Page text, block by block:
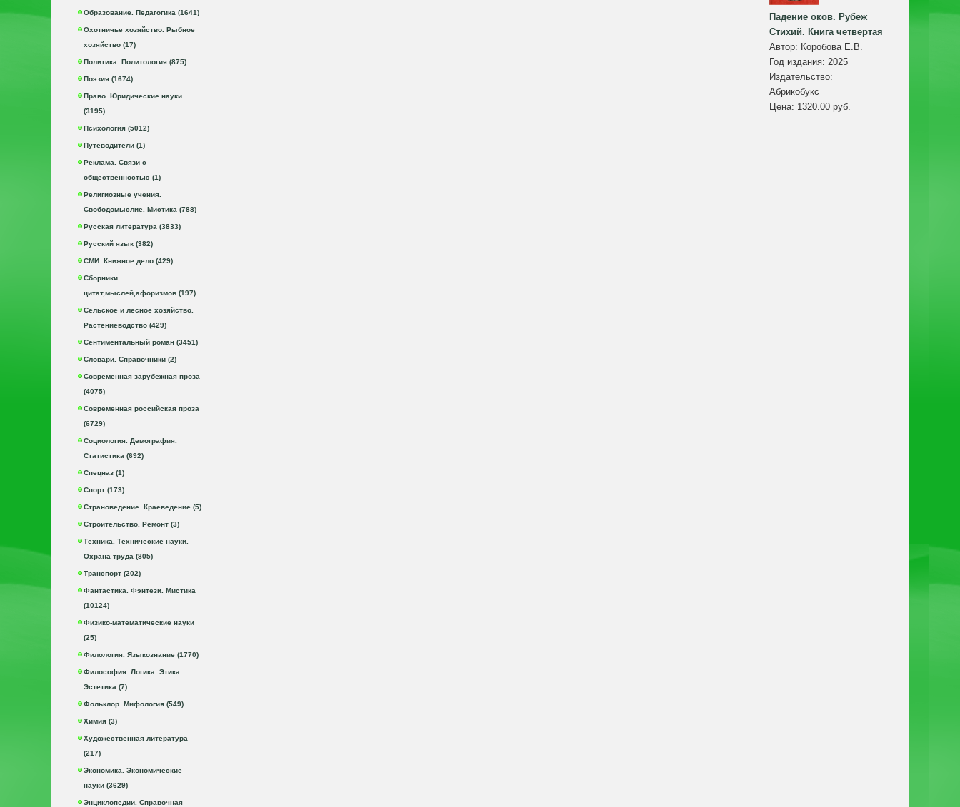
Образование. Педагогика (1641)
Охотничье хозяйство. Рыбное
хозяйство (17)
Политика. Политология (875)
Поэзия (1674)
Право. Юридические науки
(3195)
Психология (5012)
Путеводители (1)
Реклама. Связи с
общественностью (1)
Религиозные учения.
Свободомыслие. Мистика (788)
Русская литература (3833)
Русский язык (382)
СМИ. Книжное дело (429)
Сборники
цитат,мыслей,афоризмов (197)
Сельское и лесное хозяйство.
Растениеводство (429)
Сентиментальный роман (3451)
Словари. Справочники (2)
Современная зарубежная проза
(4075)
Современная российская проза
(6729)
Социология. Демография.
Статистика (692)
Спецназ (1)
Спорт (173)
Страноведение. Краеведение (5)
Строительство. Ремонт (3)
Техника. Технические науки.
Охрана труда (805)
Транспорт (202)
Фантастика. Фэнтези. Мистика
(10124)
Физико-математические науки
(25)
Филология. Языкознание (1770)
Философия. Логика. Этика.
Эстетика (7)
Фольклор. Мифология (549)
Химия (3)
Художественная литература
(217)
Экономика. Экономические
науки (3629)
Энциклопедии. Справочная
Падение оков. Рубеж
Стихий. Книга четвертая
Автор: Коробова Е.В.
Год издания: 2025
Издательство:
Абрикобукс
Цена: 1320.00 руб.